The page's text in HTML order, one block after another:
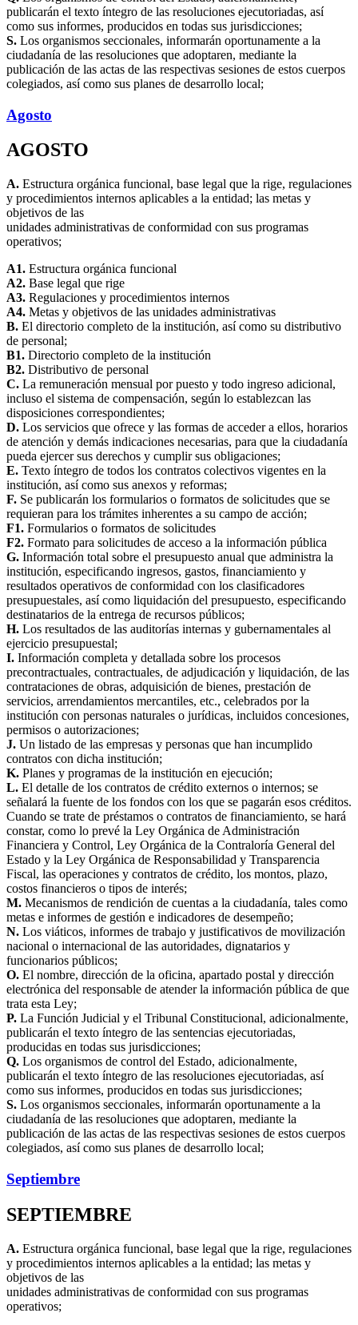
publicarán el texto íntegro de las resoluciones ejecutoriadas, así
como sus informes, producidos en todas sus jurisdicciones;
S. Los organismos seccionales, informarán oportunamente a la
ciudadanía de las resoluciones que adoptaren, mediante la
publicación de las actas de las respectivas sesiones de estos cuerpos
colegiados, así como sus planes de desarrollo local;
Agosto
AGOSTO
A. Estructura orgánica funcional, base legal que la rige, regulaciones
y procedimientos internos aplicables a la entidad; las metas y
objetivos de las
unidades administrativas de conformidad con sus programas
operativos;
A1. Estructura orgánica funcional
A2. Base legal que rige
A3. Regulaciones y procedimientos internos
A4. Metas y objetivos de las unidades administrativas
B. El directorio completo de la institución, así como su distributivo
de personal;
B1. Directorio completo de la institución
B2. Distributivo de personal
C. La remuneración mensual por puesto y todo ingreso adicional,
incluso el sistema de compensación, según lo establezcan las
disposiciones correspondientes;
D. Los servicios que ofrece y las formas de acceder a ellos, horarios
de atención y demás indicaciones necesarias, para que la ciudadanía
pueda ejercer sus derechos y cumplir sus obligaciones;
E. Texto íntegro de todos los contratos colectivos vigentes en la
institución, así como sus anexos y reformas;
F. Se publicarán los formularios o formatos de solicitudes que se
requieran para los trámites inherentes a su campo de acción;
F1. Formularios o formatos de solicitudes
F2. Formato para solicitudes de acceso a la información pública
G. Información total sobre el presupuesto anual que administra la
institución, especificando ingresos, gastos, financiamiento y
resultados operativos de conformidad con los clasificadores
presupuestales, así como liquidación del presupuesto, especificando
destinatarios de la entrega de recursos públicos;
H. Los resultados de las auditorías internas y gubernamentales al
ejercicio presupuestal;
I. Información completa y detallada sobre los procesos
precontractuales, contractuales, de adjudicación y liquidación, de las
contrataciones de obras, adquisición de bienes, prestación de
servicios, arrendamientos mercantiles, etc., celebrados por la
institución con personas naturales o jurídicas, incluidos concesiones,
permisos o autorizaciones;
J. Un listado de las empresas y personas que han incumplido
contratos con dicha institución;
K. Planes y programas de la institución en ejecución;
L. El detalle de los contratos de crédito externos o internos; se
señalará la fuente de los fondos con los que se pagarán esos créditos.
Cuando se trate de préstamos o contratos de financiamiento, se hará
constar, como lo prevé la Ley Orgánica de Administración
Financiera y Control, Ley Orgánica de la Contraloría General del
Estado y la Ley Orgánica de Responsabilidad y Transparencia
Fiscal, las operaciones y contratos de crédito, los montos, plazo,
costos financieros o tipos de interés;
M. Mecanismos de rendición de cuentas a la ciudadanía, tales como
metas e informes de gestión e indicadores de desempeño;
N. Los viáticos, informes de trabajo y justificativos de movilización
nacional o internacional de las autoridades, dignatarios y
funcionarios públicos;
O. El nombre, dirección de la oficina, apartado postal y dirección
electrónica del responsable de atender la información pública de que
trata esta Ley;
P. La Función Judicial y el Tribunal Constitucional, adicionalmente,
publicarán el texto íntegro de las sentencias ejecutoriadas,
producidas en todas sus jurisdicciones;
Q. Los organismos de control del Estado, adicionalmente,
publicarán el texto íntegro de las resoluciones ejecutoriadas, así
como sus informes, producidos en todas sus jurisdicciones;
S. Los organismos seccionales, informarán oportunamente a la
ciudadanía de las resoluciones que adoptaren, mediante la
publicación de las actas de las respectivas sesiones de estos cuerpos
colegiados, así como sus planes de desarrollo local;
Septiembre
SEPTIEMBRE
A. Estructura orgánica funcional, base legal que la rige, regulaciones
y procedimientos internos aplicables a la entidad; las metas y
objetivos de las
unidades administrativas de conformidad con sus programas
operativos;